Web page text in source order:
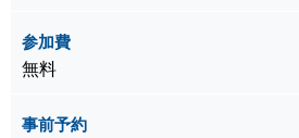
参加費
無料
事前予約